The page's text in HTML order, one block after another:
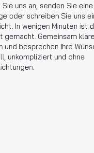
Sie uns an, senden Sie
oder schreiben Sie uns
In wenigen Minuten ist
gemacht. Gemeinsam
und besprechen Ihre
unkompliziert und ohne